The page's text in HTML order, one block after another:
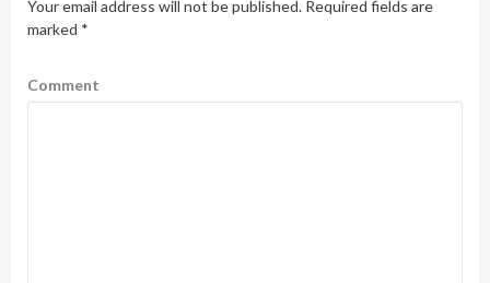
Your email address will not be published. Required fields are
marked *
Comment